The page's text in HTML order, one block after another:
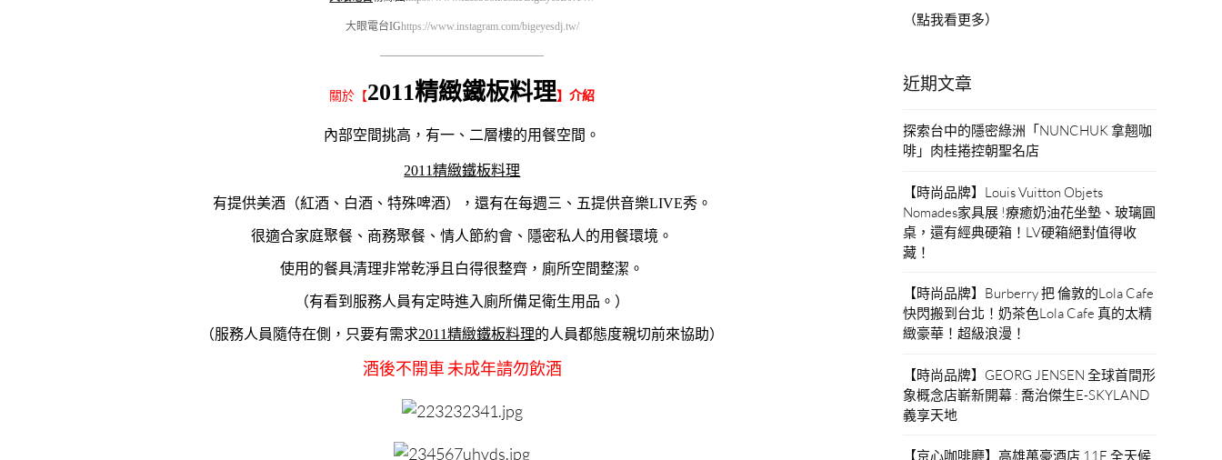
大眼電台IGhttps://www.instagram.com/bigeyesdj.tw/
————————————————————
關於【2011精緻鐵板料理】介紹
內部空間挑高，有一、二層樓的用餐空間。
2011精緻鐵板料理
有提供美酒（紅酒、白酒、特殊啤酒），還有在每週三、五提供音樂LIVE秀。
很適合家庭聚餐、商務聚餐、情人節約會、隱密私人的用餐環境。
使用的餐具清理非常乾淨且白得很整齊，廁所空間整潔。
（有看到服務人員有定時進入廁所備足衛生用品。）
（服務人員隨侍在側，只要有需求2011精緻鐵板料理的人員都態度親切前來協助）
酒後不開車 未成年請勿飲酒
（點我看更多）
近期文章
探索台中的隱密綠洲「NUNCHUK 拿翹咖
啡」肉桂捲控朝聖名店
【時尚品牌】Louis Vuitton Objets
Nomades家具展 !療癒奶油花坐墊、玻璃圓
桌，還有經典硬箱！LV硬箱絕對值得收
藏！
【時尚品牌】Burberry 把 倫敦的Lola Cafe
快閃搬到台北！奶茶色Lola Cafe 真的太精
緻豪華！超級浪漫！
【時尚品牌】GEORG JENSEN 全球首間形
象概念店嶄新開幕 : 喬治傑生E-SKYLAND
義享天地
【京心咖啡廳】高雄萬豪酒店 11F 全天候